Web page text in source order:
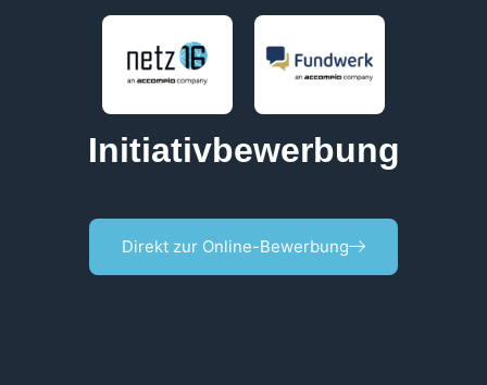
Initiativbewerbung
Direkt zur Online-Bewerbung